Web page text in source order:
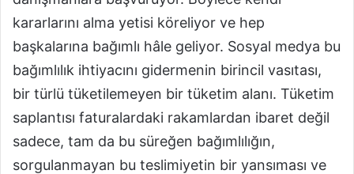
kararlarını alma yetisi köreliyor ve hep
başkalarına bağımlı hâle geliyor. Sosyal medya bu
bağımlılık ihtiyacını gidermenin birincil vasıtası,
bir türlü tüketilemeyen bir tüketim alanı. Tüketim
saplantısı faturalardaki rakamlardan ibaret değil
sadece, tam da bu süreğen bağımlılığın,
sorgulanmayan bu teslimiyetin bir yansıması ve